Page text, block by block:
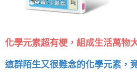
化學元素超有梗，組成生活萬物
這群陌生又很難念的化學元素，